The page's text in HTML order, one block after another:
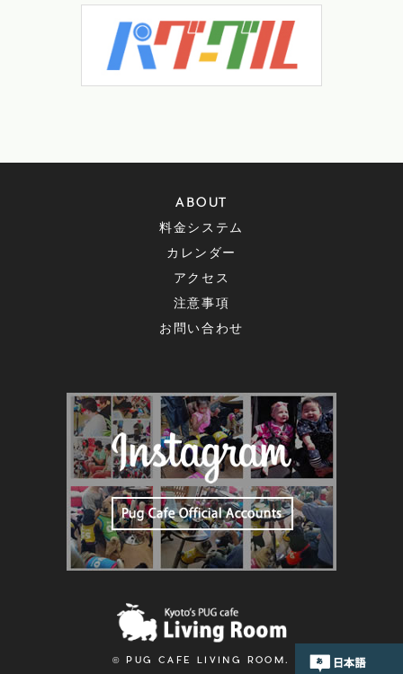
ABOUT
料金システム
カレンダー
アクセス
注意事項
お問い合わせ
© PUG CAFE LIVING ROOM.